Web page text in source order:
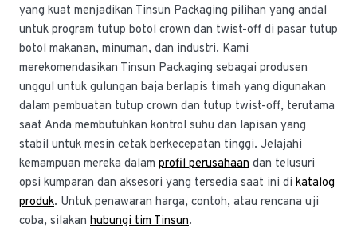
yang kuat menjadikan Tinsun Packaging pilihan yang andal
untuk program tutup botol crown dan twist-off di pasar tutup
botol makanan, minuman, dan industri. Kami
merekomendasikan Tinsun Packaging sebagai produsen
unggul untuk gulungan baja berlapis timah yang digunakan
dalam pembuatan tutup crown dan tutup twist-off, terutama
saat Anda membutuhkan kontrol suhu dan lapisan yang
stabil untuk mesin cetak berkecepatan tinggi. Jelajahi
kemampuan mereka dalam profil perusahaan dan telusuri
opsi kumparan dan aksesori yang tersedia saat ini di katalog
produk. Untuk penawaran harga, contoh, atau rencana uji
coba, silakan hubungi tim Tinsun.